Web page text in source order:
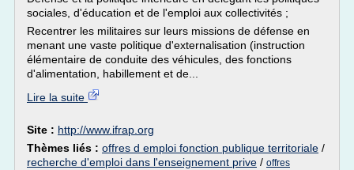
sociales, d'éducation et de l'emploi aux collectivités ;
Recentrer les militaires sur leurs missions de défense en
menant une vaste politique d'externalisation (instruction
élémentaire de conduite des véhicules, des fonctions
d'alimentation, habillement et de...
Lire la suite
Site : http://www.ifrap.org
Thèmes liés : offres d emploi fonction publique territoriale /
recherche d'emploi dans l'enseignement prive / offres